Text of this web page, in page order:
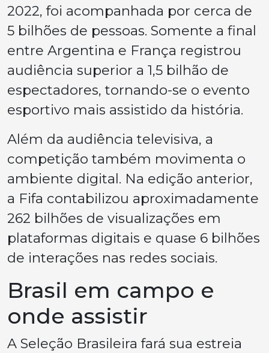
2022, foi acompanhada por cerca de
5 bilhões de pessoas. Somente a final
entre Argentina e França registrou
audiência superior a 1,5 bilhão de
espectadores, tornando-se o evento
esportivo mais assistido da história.
Além da audiência televisiva, a
competição também movimenta o
ambiente digital. Na edição anterior,
a Fifa contabilizou aproximadamente
262 bilhões de visualizações em
plataformas digitais e quase 6 bilhões
de interações nas redes sociais.
Brasil em campo e
onde assistir
A Seleção Brasileira fará sua estreia